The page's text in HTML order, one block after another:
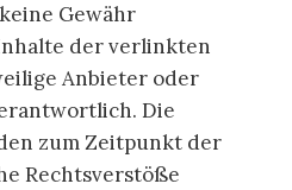
Gewähr
der verlinkten
Anbieter oder
Die
zum Zeitpunkt der
Rechtsverstöße